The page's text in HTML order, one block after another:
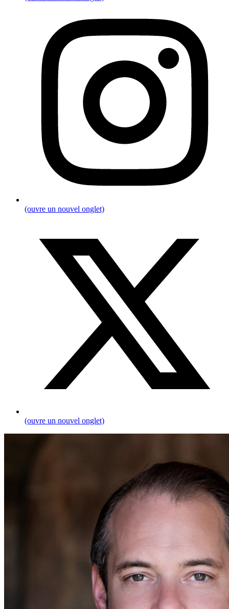
(ouvre un nouvel onglet)
(ouvre un nouvel onglet)